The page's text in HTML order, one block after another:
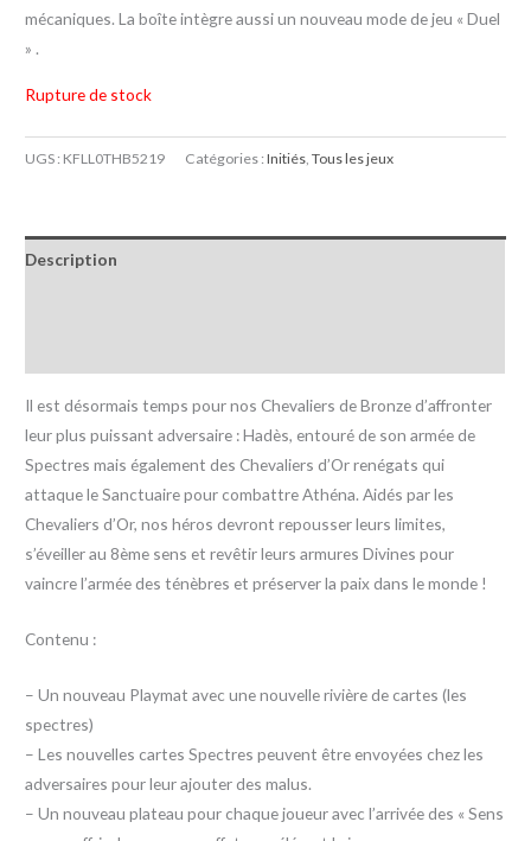
mécaniques. La boîte intègre aussi un nouveau mode de jeu « Duel
» .
Rupture de stock
UGS : KFLL0THB5219 Catégories :Initiés ,Tous les jeux
Description
Il est désormais temps pour nos Chevaliers de Bronze d’affronter
leur plus puissant adversaire : Hadès, entouré de son armée de
Spectres mais également des Chevaliers d’Or renégats qui
attaque le Sanctuaire pour combattre Athéna. Aidés par les
Chevaliers d’Or, nos héros devront repousser leurs limites,
s’éveiller au 8ème sens et revêtir leurs armures Divines pour
vaincre l’armée des ténèbres et préserver la paix dans le monde !
Contenu :
– Un nouveau Playmat avec une nouvelle rivière de cartes (les
spectres)
– Les nouvelles cartes Spectres peuvent être envoyées chez les
adversaires pour leur ajouter des malus.
– Un nouveau plateau pour chaque joueur avec l’arrivée des « Sens